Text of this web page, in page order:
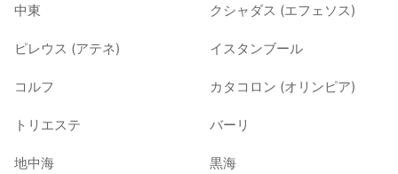
中東 クシャダス (エフェソス)
ピレウス (アテネ) イスタンブール
コルフ カタコロン (オリンピア)
トリエステ バーリ
地中海 黒海